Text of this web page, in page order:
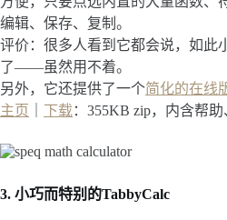
编辑、保存、复制。
评价：很多人看到它都会说，如此
了——虽然用不着。
另外，它还提供了一个简化的在线
主页
下载：355KB zip，内含帮助
3. 小巧而特别的TabbyCalc